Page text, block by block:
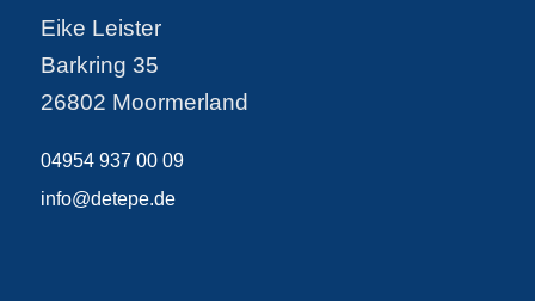
Eike Leister
Barkring 35
26802 Moormerland
04954 937 00 09
info@detepe.de